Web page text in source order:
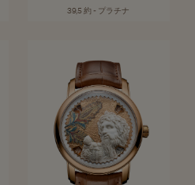
39,5 約 - プラチナ